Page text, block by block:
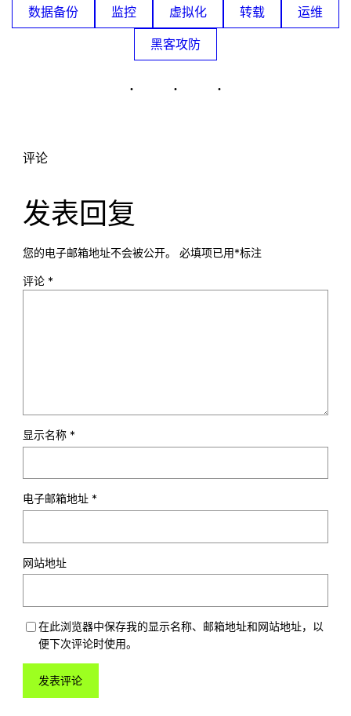
数据备份 监控 虚拟化 转载 运维
黑客攻防
评论
发表回复
您的电子邮箱地址不会被公开。 必填项已用*标注
评论 *
显示名称 *
电子邮箱地址 *
网站地址
在此浏览器中保存我的显示名称、邮箱地址和网站地址，以
便下次评论时使用。